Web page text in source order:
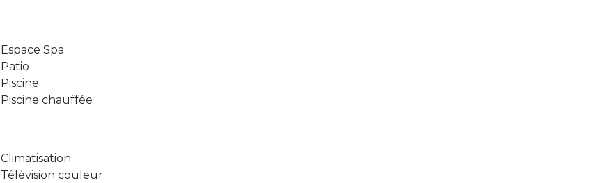
Espace Spa
Patio
Piscine
Piscine chauffée
Climatisation
Télévision couleur